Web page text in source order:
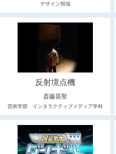
デザイン領域
反射境点機
斎藤晃聖
芸術学部 インタラクティブメディア学科